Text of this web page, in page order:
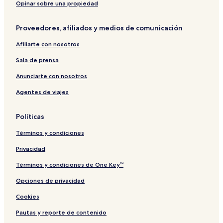
l
i
w
s
v
1
5
V
3
o
t
C
n
c
o
l
l
c
o
n
t
p
P
h
u
k
t
i
n
e
C
o
n
o
n
i
u
m
e
p
Opinar sobre una propiedad
Proveedores, afiliados y medios de comunicación
Afiliarte con nosotros
Sala de prensa
Anunciarte con nosotros
Agentes de viajes
Políticas
Términos y condiciones
Privacidad
Términos y condiciones de One Key™
Opciones de privacidad
Cookies
Pautas y reporte de contenido